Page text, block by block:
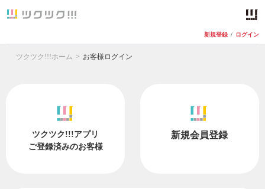
新規登録 / ログイン
ツクツク!!!ホーム お客様ログイン
ツクツク!!!アプリ
ご登録済みのお客様
新規会員登録